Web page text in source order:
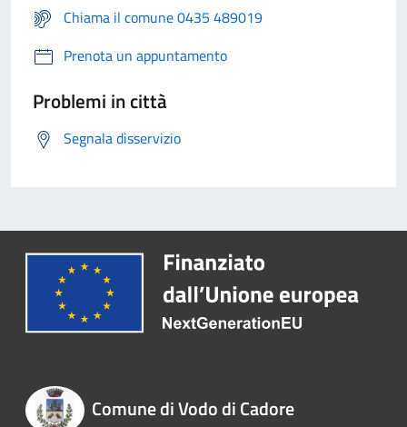
Chiama il comune 0435 489019
Prenota un appuntamento
Problemi in città
Segnala disservizio
Comune di Vodo di Cadore